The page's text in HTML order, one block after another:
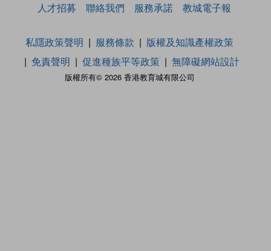
人才招募
聯絡我們 服務承諾 教城電子報
版權所有© 2026 香港教育城有限公司
私隱政策聲明 服務條款
版權及知識產權政策
免責聲明
促進種族平等政策 無障礙網站設計